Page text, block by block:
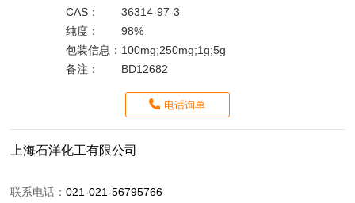
CAS：
36314-97-3
纯度：
98%
包装信息： 100mg;250mg;1g;5g
备注：
BD12682
电话询单
上海石洋化工有限公司
联系电话：021-021-56795766